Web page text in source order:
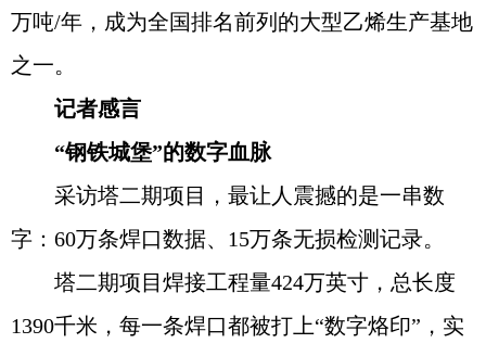
万吨/年，成为全国排名前列的大型乙烯生产基地
之一。
记者感言
“钢铁城堡”的数字血脉
采访塔二期项目，最让人震撼的是一串数
字：60万条焊口数据、15万条无损检测记录。
塔二期项目焊接工程量424万英寸，总长度
1390千米，每一条焊口都被打上“数字烙印”，实